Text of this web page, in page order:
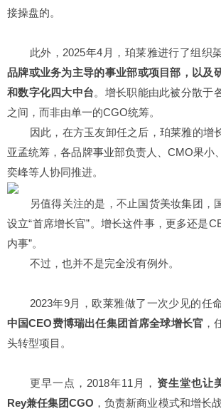
接操盘的。
此外，2025年4月，珀莱雅进行了组织
品牌或业务为主导的事业部或项目部，以及
和数字化四大中台。增长职能由此被分散于
之间，而非由单一的CGO统筹。
因此，在方玉友卸任之后，珀莱雅的增
亚孟统筹，各品牌事业部负责人、CMO果小
奕峰等人协同推进。
另值得关注的是，不止国货美妆集团，
设立“首席增长官”。增长这件事，更多还是
内事”。
不过，也并不是完全没有例外。
2023年9月，欧莱雅做了一次少见的任
中国CEO费博瑞出任集团首席全球增长官 ，
头转型项目。
更早一点，2018年11月， 资生堂也让
Rey兼任集团CGO ，负责新商业模式和增长